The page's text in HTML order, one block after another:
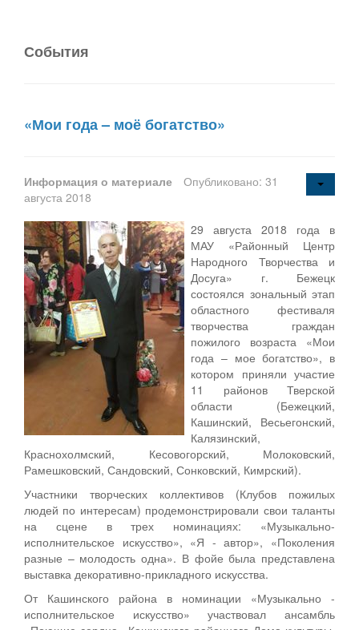
События
«Мои года – моё богатство»
Информация о материале
Опубликовано: 31
августа 2018
29 августа 2018 года в
МАУ «Районный Центр
Народного Творчества и
Досуга» г. Бежецк
состоялся зональный этап
областного фестиваля
творчества граждан
пожилого возраста «Мои
года – мое богатство», в
котором приняли участие
11 районов Тверской
области (Бежецкий,
Кашинский, Весьегонский,
Калязинский,
Краснохолмский, Кесовогорский, Молоковский,
Рамешковский, Сандовский, Сонковский, Кимрский).
Участники творческих коллективов (Клубов пожилых
людей по интересам) продемонстрировали свои таланты
на сцене в трех номинациях: «Музыкально-
исполнительское искусство», «Я - автор», «Поколения
разные – молодость одна». В фойе была представлена
выставка декоративно-прикладного искусства.
От Кашинского района в номинации «Музыкально -
исполнительское искусство» участвовал ансамбль